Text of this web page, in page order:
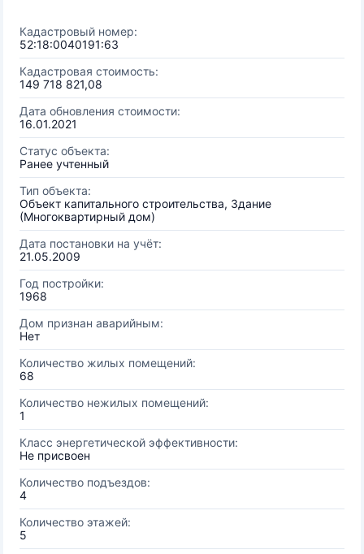
Кадастровый номер:
52:18:0040191:63
Кадастровая стоимость:
149 718 821,08
Дата обновления стоимости:
16.01.2021
Статус объекта:
Ранее учтенный
Тип объекта:
Объект капитального строительства, Здание
(Многоквартирный дом)
Дата постановки на учёт:
21.05.2009
Год постройки:
1968
Дом признан аварийным:
Нет
Количество жилых помещений:
68
Количество нежилых помещений:
1
Класс энергетической эффективности:
Не присвоен
Количество подъездов:
4
Количество этажей:
5